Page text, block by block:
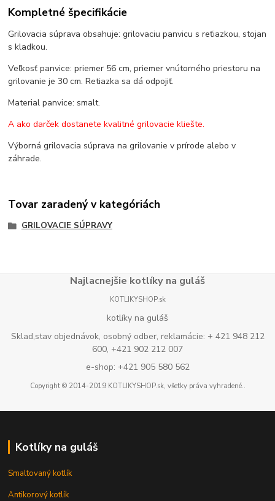
Kompletné špecifikácie
Grilovacia súprava obsahuje: grilovaciu panvicu s reťiazkou, stojan
s kladkou.
Veľkosť panvice: priemer 56 cm, priemer vnútorného priestoru na
grilovanie je 30 cm. Retiazka sa dá odpojiť.
Material panvice: smalt.
A ako darček dostanete kvalitné grilovacie kliešte.
Výborná grilovacia súprava na grilovanie v prírode alebo v
záhrade.
Tovar zaradený v kategóriách
GRILOVACIE SÚPRAVY
Najlacnejšie kotlíky na guláš
KOTLIKYSHOP.sk
kotlíky na guláš
Sklad,stav objednávok, osobný odber, reklamácie: + 421 948 212
600, +421 902 212 007
e-shop: +421 905 580 562
Copyright © 2014-2019 KOTLIKYSHOP.sk, všetky práva vyhradené..
Kotlíky na guláš
Smaltovaný kotlík
Antikorový kotlík